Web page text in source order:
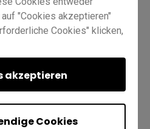
"Cookies akzeptieren"
Cookies" klicken,
Ihre Cookie-Einstellungen
Weitere Informationen
.
Cookies
akzeptieren
Nein